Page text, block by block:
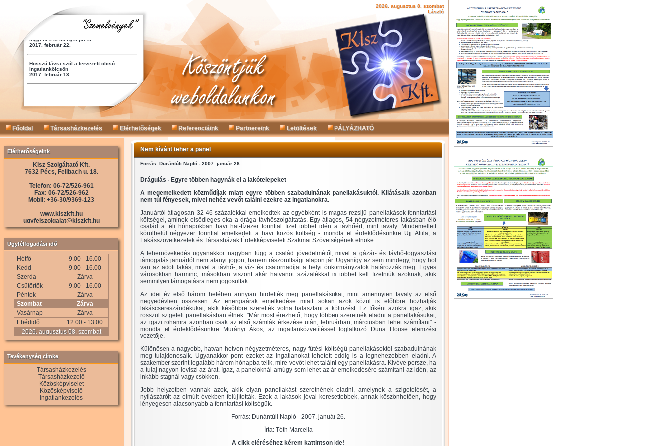
2026. augusztus 8. szombat
László
Főoldal Társasházkezelés Elérhetőségek Referenciáink Partnereink Letöltések PÁLYÁZHATÓ
Elérhetőségeink
Klsz Szolgáltató Kft.
7632 Pécs, Fellbach u. 18.
Telefon: 06-72/526-961
Fax: 06-72/526-962
Mobil: +36-30/9369-123
www.klszkft.hu
ugyfelszolgalat@klszkft.hu
Ügyfélfogadási idő
Hétfő
9.00 - 16.00
Kedd
9.00 - 16.00
Szerda
Zárva
Csütörtök
9.00 - 16.00
Péntek
Zárva
Szombat
Zárva
Vasárnap
Zárva
Ebédidő
12.00 - 13.00
2026. augusztus 08. szombat
Tevékenység címke
Társasházkezelés
Társasházkezelő
Közösképviselet
Közösképviselő
Ingatlankezelés
Nem kívánt teher a panel
Forrás: Dunántúli Napló - 2007. január 26.
Drágulás - Egyre többen hagynák el a lakótelepeket
A megemelkedett közműdíjak miatt egyre többen szabadulnának panellakásuktól. Kilátásaik azonban
nem túl fényesek, mivel nehéz vevőt találni ezekre az ingatlanokra.
Januártól átlagosan 32-46 százalékkal emelkedtek az egyébként is magas rezsijű panellakások fenntartási
költségei, aminek elsődleges oka a drága távhőszolgáltatás. Egy átlagos, 54 négyzetméteres lakásban élő
család a téli hónapokban havi hat-tízezer forinttal fizet többet idén a távhőért, mint tavaly. Mindemellett
körülbelül négyezer forinttal emelkedett a havi közös költség - mondta el érdeklődésünkre Ujj Attila, a
Lakásszövetkezetek és Társasházak Érdekképviseleti Szakmai Szövetségének elnöke.
A tehernövekedés ugyanakkor nagyban függ a család jövedelmétől, mivel a gázár- és távhő-fogyasztási
támogatás januártól nem alanyi jogon, hanem rászorultsági alapon jár. Ugyanígy az sem mindegy, hogy hol
van az adott lakás, mivel a távhő-, a víz- és csatornadíjat a helyi önkormányzatok határozzák meg. Egyes
városokban harminc, másokban viszont akár hatvanöt százalékkal is többet kell fizetniük azoknak, akik
semmilyen támogatásra nem jogosultak.
Az idei év első három hetében annyian hirdették meg panellakásukat, mint amennyien tavaly az első
negyedévben összesen. Az energiaárak emelkedése miatt sokan azok közül is előbbre hozhatják
lakáscsereszándékukat, akik későbbre szerették volna halasztani a költözést. Ez főként azokra igaz, akik
rosszul szigetelt panellakásban élnek. "Már most érezhető, hogy többen szeretnék eladni a panellakásukat,
az igazi rohamra azonban csak az első számlák érkezése után, februárban, márciusban lehet számítani" -
mondta el érdeklődésünkre Murányi Ákos, az ingatlanközvetítéssel foglalkozó Duna House elemzési
vezetője.
Különösen a nagyobb, hatvan-hetven négyzetméteres, nagy fűtési költségű panellakásoktól szabadulnának
meg tulajdonosaik. Ugyanakkor pont ezeket az ingatlanokat lehetett eddig is a legnehezebben eladni. A
szakember szerint legalább három hónapba telik, mire vevőt lehet találni egy panellakásra. Kivéve persze, ha
a tulaj nagyon leviszi az árat. Igaz, a paneloknál amúgy sem lehet az ár emelkedésére számítani az idén, az
inkább stagnál vagy csökken.
Jobb helyzetben vannak azok, akik olyan panellakást szeretnének eladni, amelynek a szigetelését, a
nyílászáróit az elmúlt években felújították. Ezek a lakások jóval keresettebbek, annak köszönhetően, hogy
lényegesen alacsonyabb a fenntartási költségük.
Forrás: Dunántúli Napló - 2007. január 26.
Írta: Tóth Marcella
A cikk eléréséhez kérem kattintson ide!